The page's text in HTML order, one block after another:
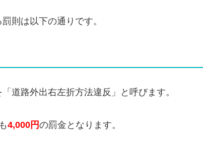
則は以下の通りです。
道路外出右左折方法違反」と呼びます。
4,000円の罰金となります。